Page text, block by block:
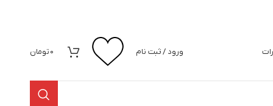
ورود / ثبت نام 0تومان